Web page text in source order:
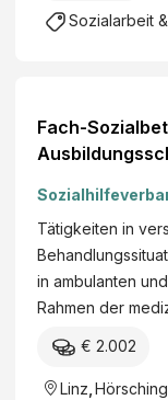
Sozialarbeit
Fach-
Tätigkeiten in
in ambulanten
Rahmen der
€ 2.002
Linz Hörsching